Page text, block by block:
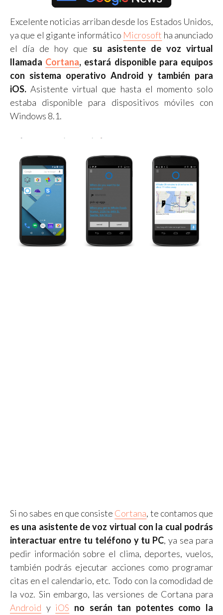
Excelente noticias arriban desde los Estados Unidos,
ya que el gigante informático Microsoft ha anunciado
el día de hoy que su asistente de voz virtual
llamada Cortana, estará disponible para equipos
con sistema operativo Android y también para
iOS. Asistente virtual que hasta el momento solo
estaba disponible para dispositivos móviles con
Windows 8.1.
Si no sabes en que consiste Cortana, te contamos que
es una asistente de voz virtual con la cual podrás
interactuar entre tu teléfono y tu PC, ya sea para
pedir información sobre el clima, deportes, vuelos,
también podrás ejecutar acciones como programar
citas en el calendario, etc. Todo con la comodidad de
la voz. Sin embargo, las versiones de Cortana para
Android y iOS no serán tan potentes como la